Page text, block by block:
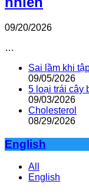
09/20/2026
…
Sai lầm khi
09/05/2026
5 loại trái cây
09/03/2026
Cholesterol
08/29/2026
English
All
English